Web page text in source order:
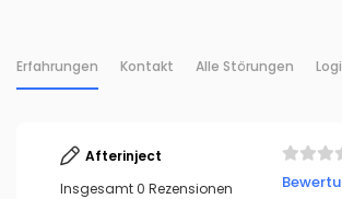
Erfahrungen Kontakt Alle Störungen
Afterinject
Insgesamt 0 Rezensionen